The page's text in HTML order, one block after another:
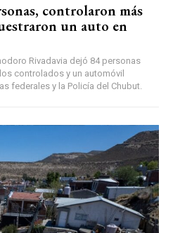
controlaron más
un auto en
Rivadavia dejó 84 personas
controlados y un automóvil
federales y la Policía del Chubut.